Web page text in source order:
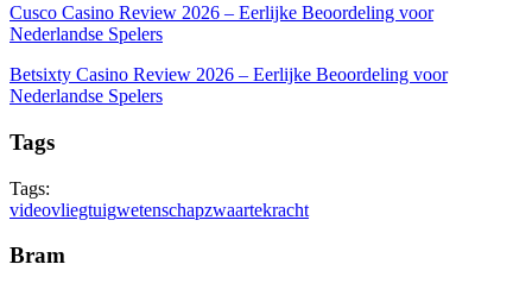
Cusco Casino Review 2026 – Eerlijke Beoordeling voor
Nederlandse Spelers
Betsixty Casino Review 2026 – Eerlijke Beoordeling voor
Nederlandse Spelers
Tags
Tags:
videovliegtuigwetenschapzwaartekracht
Bram